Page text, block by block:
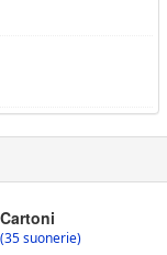
Cartoni
(35 suonerie)